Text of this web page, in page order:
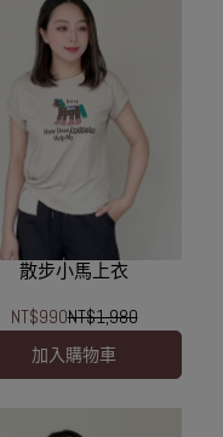
散步小馬上衣
NT$990NT$1,980
加入購物車